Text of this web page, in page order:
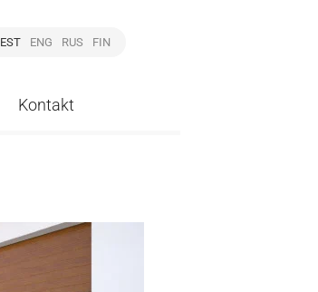
EST ENG RUS FIN
Kontakt